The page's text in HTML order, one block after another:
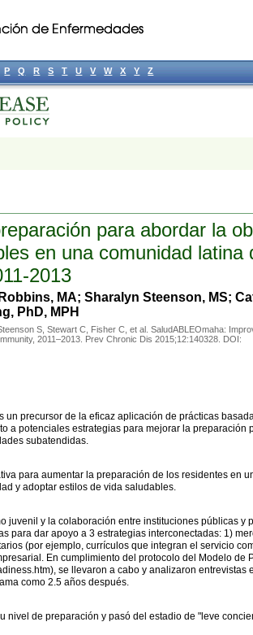
para abordar la
en una comunidad latina
2013
MA; Sharalyn Steenson, MS;
PhD, MPH
S, Stewart C, Fisher C, et al. SaludABLEOmaha:
2011–2013. Prev Chronic Dis 2015;12:140328. DOI:
precursor de la eficaz aplicación de prácticas
a potenciales estrategias para mejorar la preparación
subatendidas.
para aumentar la preparación de los residentes en
y adoptar estilos de vida saludables.
juvenil y la colaboración entre instituciones públicas y
para dar apoyo a 3 estrategias interconectadas: 1)
(por ejemplo, currículos que integran el servicio
En cumplimiento del protocolo del Modelo de
se llevaron a cabo y analizaron entrevistas
como 2.5 años después.
nivel de preparación y pasó del estadio de "leve
P Q R S T U V W X Y Z